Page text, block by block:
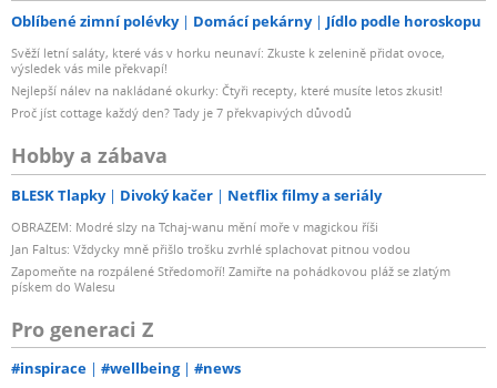
Oblíbené zimní polévky Domácí pekárny Jídlo podle horoskopu
Svěží letní saláty, které vás v horku neunaví: Zkuste k zelenině přidat ovoce,
výsledek vás mile překvapí!
Nejlepší nálev na nakládané okurky: Čtyři recepty, které musíte letos zkusit!
Proč jíst cottage každý den? Tady je 7 překvapivých důvodů
Hobby a zábava
BLESK Tlapky Divoký kačer Netflix filmy a seriály
OBRAZEM: Modré slzy na Tchaj-wanu mění moře v magickou říši
Jan Faltus: Vždycky mně přišlo trošku zvrhlé splachovat pitnou vodou
Zapomeňte na rozpálené Středomoří! Zamiřte na pohádkovou pláž se zlatým
pískem do Walesu
Pro generaci Z
#inspirace #wellbeing #news